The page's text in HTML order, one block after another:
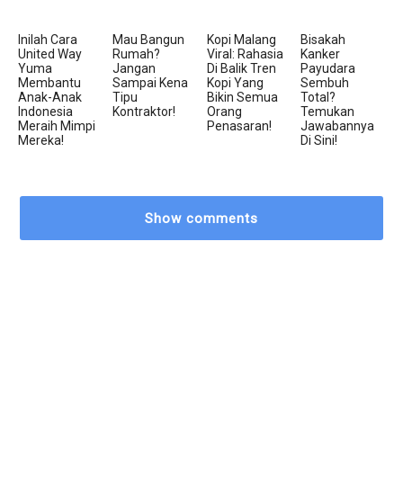
Inilah Cara
United Way
Yuma
Membantu
Anak-Anak
Indonesia
Meraih Mimpi
Mereka!
Mau Bangun
Rumah?
Jangan
Sampai Kena
Tipu
Kontraktor!
Kopi Malang
Viral: Rahasia
Di Balik Tren
Kopi Yang
Bikin Semua
Orang
Penasaran!
Bisakah
Kanker
Payudara
Sembuh
Total?
Temukan
Jawabannya
Di Sini!
Show comments